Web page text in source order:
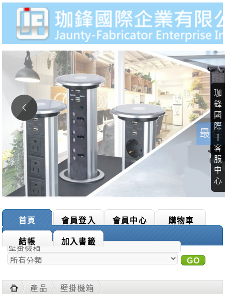
珈
鋒
國
際
|
客
服
中
心
首頁 會員登入 會員中心 購物車
結帳 加入書籤
商品搜尋：
GO
產品
壁掛機箱